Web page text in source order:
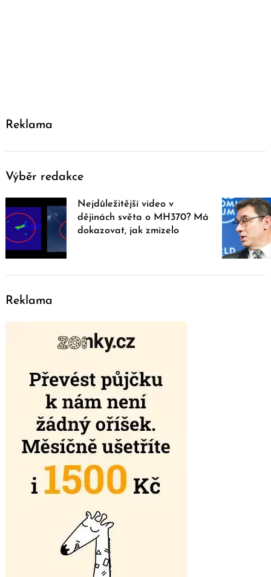
Reklama
Výběr redakce
Nejdůležitější video v
dějinách světa o MH370? Má
dokazovat, jak zmizelo
Reklama